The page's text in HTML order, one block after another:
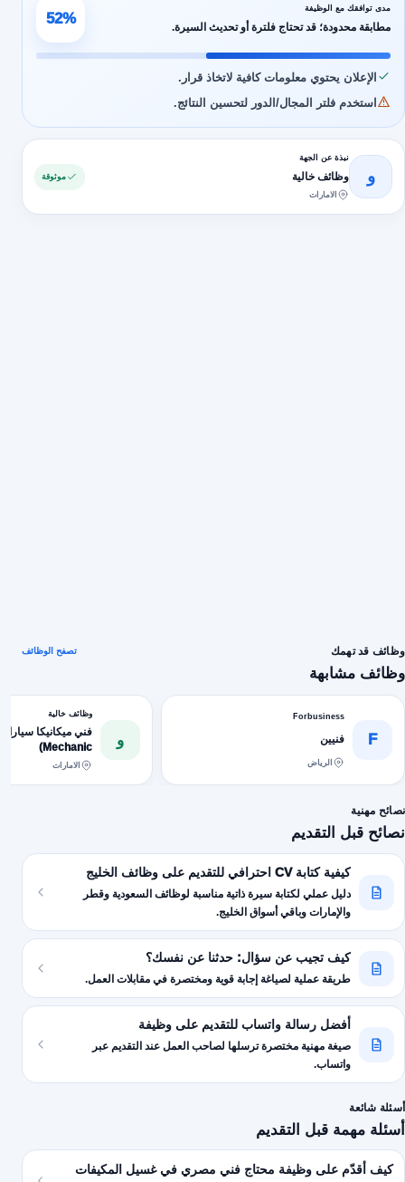
مدى توافقك مع الوظيفة
مطابقة محدودة؛ قد تحتاج فلترة أو تحديث السيرة. 52%
الإعلان يحتوي معلومات كافية لاتخاذ قرار.
استخدم فلتر المجال/الدور لتحسين النتائج.
و
نبذة عن الجهة
وظائف خالية
الامارات
موثوقة
وظائف قد تهمك
وظائف مشابهة
تصفح الوظائف
F
Forbusiness
فنيين
الرياض
و
وظائف خالية
Mechanic)
الامارات
نصائح مهنية
نصائح قبل التقديم
كيفية كتابة CV احترافي للتقديم على وظائف الخليج
دليل عملي لكتابة سيرة ذاتية مناسبة لوظائف السعودية وقطر
والإمارات وباقي أسواق الخليج.
كيف تجيب عن سؤال: حدثنا عن نفسك؟
طريقة عملية لصياغة إجابة قوية ومختصرة في مقابلات العمل.
أفضل رسالة واتساب للتقديم على وظيفة
صيغة مهنية مختصرة ترسلها لصاحب العمل عند التقديم عبر
واتساب.
أسئلة شائعة
أسئلة مهمة قبل التقديم
كيف أقدّم على وظيفة محتاج فني مصري في غسيل المكيفات